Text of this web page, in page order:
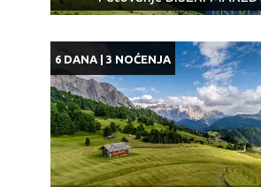
6 DANA | 3 NOĆENJA